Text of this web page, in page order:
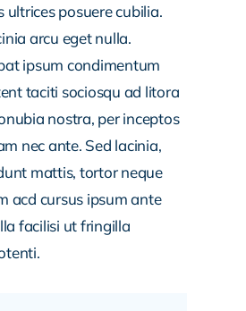
ultrices posuere cubilia.
arcu eget nulla.
ipsum condimentum
taciti sociosqu ad litora
nostra, per inceptos
nec ante. Sed lacinia,
mattis, tortor neque
acd cursus ipsum ante
facilisi ut fringilla